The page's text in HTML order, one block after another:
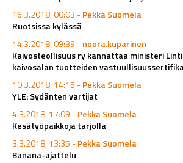
16.3.2018, 00:03 -Pekka Suomela
Ruotsissa kylässä
14.3.2018, 09:39 -noora.kuparinen
Kaivosteollisuus ry kannattaa ministeri
kaivosalan tuotteiden
10.3.2018, 14:15 -Pekka Suomela
YLE: Sydänten vartijat
4.3.2018, 17:09 -Pekka Suomela
Kesätyöpaikkoja tarjolla
3.3.2018, 13:35 -Pekka Suomela
Banana-ajattelu